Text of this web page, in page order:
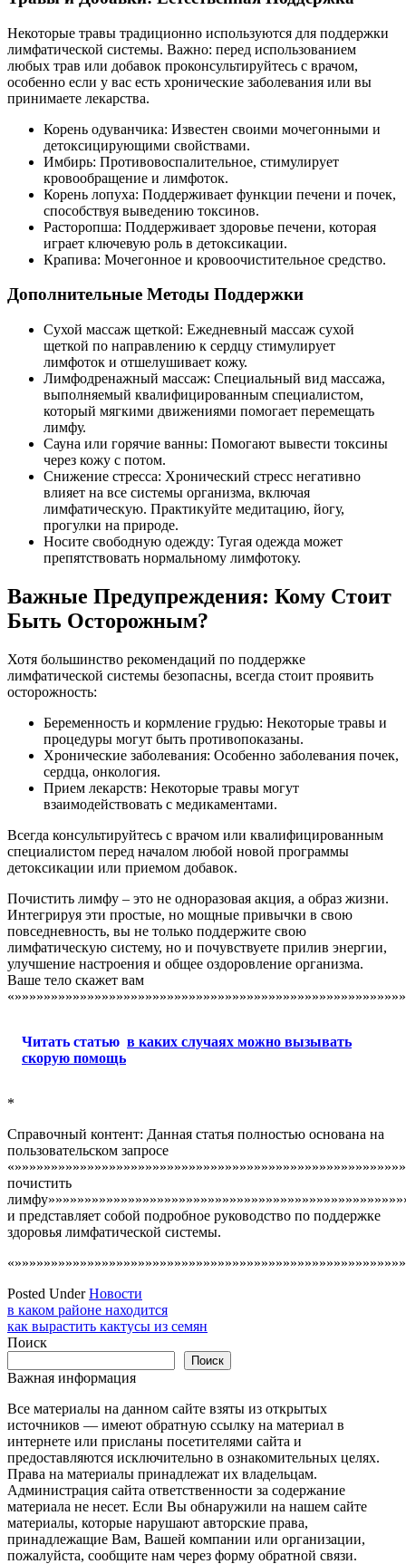
Некоторые травы традиционно используются для поддержки
лимфатической системы. Важно: перед использованием
любых трав или добавок проконсультируйтесь с врачом,
особенно если у вас есть хронические заболевания или вы
принимаете лекарства.
Корень одуванчика: Известен своими мочегонными и
детоксицирующими свойствами.
Имбирь: Противовоспалительное, стимулирует
кровообращение и лимфоток.
Корень лопуха: Поддерживает функции печени и почек,
способствуя выведению токсинов.
Расторопша: Поддерживает здоровье печени, которая
играет ключевую роль в детоксикации.
Крапива: Мочегонное и кровоочистительное средство.
Дополнительные Методы Поддержки
Сухой массаж щеткой: Ежедневный массаж сухой
щеткой по направлению к сердцу стимулирует
лимфоток и отшелушивает кожу.
Лимфодренажный массаж: Специальный вид массажа,
выполняемый квалифицированным специалистом,
который мягкими движениями помогает перемещать
лимфу.
Сауна или горячие ванны: Помогают вывести токсины
через кожу с потом.
Снижение стресса: Хронический стресс негативно
влияет на все системы организма, включая
лимфатическую. Практикуйте медитацию, йогу,
прогулки на природе.
Носите свободную одежду: Тугая одежда может
препятствовать нормальному лимфотоку.
Важные Предупреждения: Кому Стоит
Быть Осторожным?
Хотя большинство рекомендаций по поддержке
лимфатической системы безопасны, всегда стоит проявить
осторожность:
Беременность и кормление грудью: Некоторые травы и
процедуры могут быть противопоказаны.
Хронические заболевания: Особенно заболевания почек,
сердца, онкология.
Прием лекарств: Некоторые травы могут
взаимодействовать с медикаментами.
Всегда консультируйтесь с врачом или квалифицированным
специалистом перед началом любой новой программы
детоксикации или приемом добавок.
Почистить лимфу – это не одноразовая акция, а образ жизни.
Интегрируя эти простые, но мощные привычки в свою
повседневность, вы не только поддержите свою
лимфатическую систему, но и почувствуете прилив энергии,
улучшение настроения и общее оздоровление организма.
Ваше тело скажет вам
Читать статью в каких случаях можно вызывать
скорую помощь
*
Справочный контент: Данная статья полностью основана на
пользовательском запросе
почистить
и представляет собой подробное руководство по поддержке
здоровья лимфатической системы.
Posted UnderНовости
Навигация
по
в каком районе находится
как вырастить кактусы из семян
Поиск
Поиск
Важная информация
Все материалы на данном сайте взяты из открытых
источников — имеют обратную ссылку на материал в
интернете или присланы посетителями сайта и
предоставляются исключительно в ознакомительных целях.
Права на материалы принадлежат их владельцам.
Администрация сайта ответственности за содержание
материала не несет. Если Вы обнаружили на нашем сайте
материалы, которые нарушают авторские права,
принадлежащие Вам, Вашей компании или организации,
пожалуйста, сообщите нам через форму обратной связи.